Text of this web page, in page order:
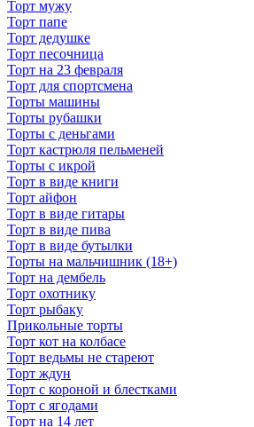
Торт мужу
Торт папе
Торт дедушке
Торт песочница
Торт на 23 февраля
Торт для спортсмена
Торты машины
Торты рубашки
Торты с деньгами
Торт кастрюля пельменей
Торты с икрой
Торт в виде книги
Торт айфон
Торт в виде гитары
Торт в виде пива
Торт в виде бутылки
Торты на мальчишник (18+)
Торт на дембель
Торт охотнику
Торт рыбаку
Прикольные торты
Торт кот на колбасе
Торт ведьмы не стареют
Торт ждун
Торт с короной и блестками
Торт с ягодами
Торт на 14 лет